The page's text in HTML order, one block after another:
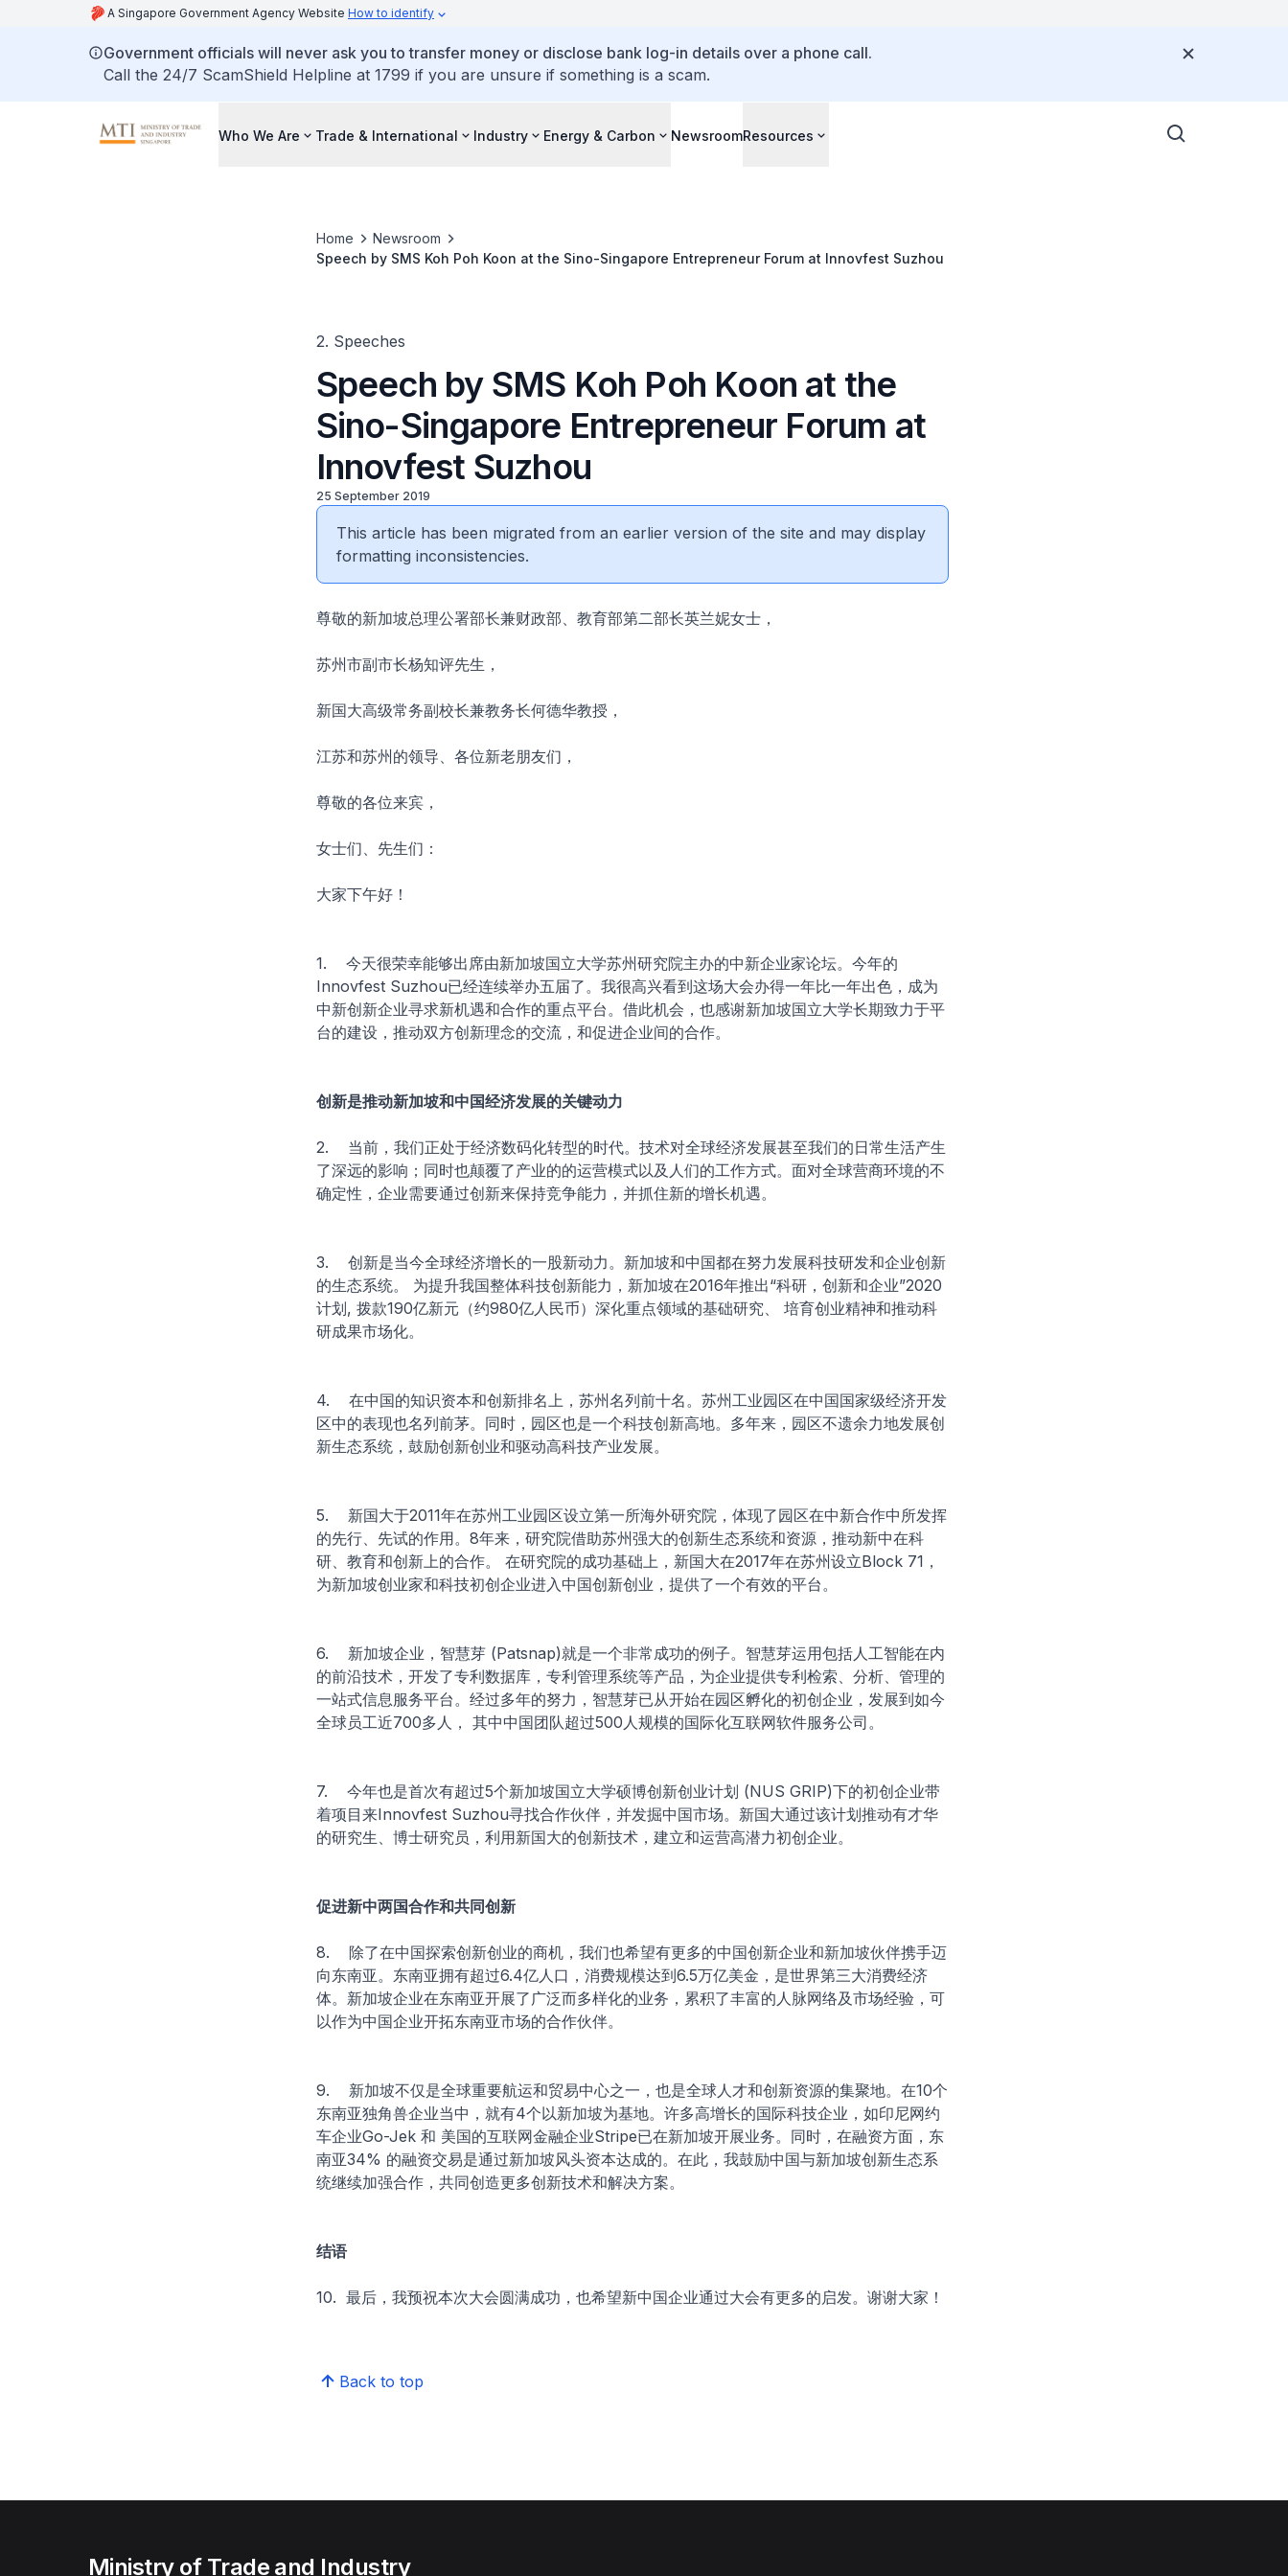
A Singapore Government Agency Website How to identify
Government officials will never ask you to transfer money or disclose bank log-in details over a phone call.
Call the 24/7 ScamShield Helpline at 1799 if you are unsure if something is a scam.
Who We Are Trade & International Industry Energy & Carbon NewsroomResources
Home
Newsroom
Speech by SMS Koh Poh Koon at the Sino-Singapore Entrepreneur Forum at Innovfest Suzhou
2. Speeches
Speech by SMS Koh Poh Koon at the
Sino-Singapore Entrepreneur Forum at
Innovfest Suzhou
25 September 2019
This article has been migrated from an earlier version of the site and may display
formatting inconsistencies.
尊敬的新加坡总理公署部长兼财政部、教育部第二部长英兰妮女士，
苏州市副市长杨知评先生，
新国大高级常务副校长兼教务长何德华教授，
江苏和苏州的领导、各位新老朋友们，
尊敬的各位来宾，
女士们、先生们：
大家下午好！
1. 今天很荣幸能够出席由新加坡国立大学苏州研究院主办的中新企业家论坛。今年的
Innovfest Suzhou已经连续举办五届了。我很高兴看到这场大会办得一年比一年出色，成为
中新创新企业寻求新机遇和合作的重点平台。借此机会，也感谢新加坡国立大学长期致力于平
台的建设，推动双方创新理念的交流，和促进企业间的合作。
创新是推动新加坡和中国经济发展的关键动力
2. 当前，我们正处于经济数码化转型的时代。技术对全球经济发展甚至我们的日常生活产生
了深远的影响；同时也颠覆了产业的的运营模式以及人们的工作方式。面对全球营商环境的不
确定性，企业需要通过创新来保持竞争能力，并抓住新的增长机遇。
3. 创新是当今全球经济增长的一股新动力。新加坡和中国都在努力发展科技研发和企业创新
的生态系统。 为提升我国整体科技创新能力，新加坡在2016年推出“科研，创新和企业”2020
计划, 拨款190亿新元（约980亿人民币）深化重点领域的基础研究、 培育创业精神和推动科
研成果市场化。
4. 在中国的知识资本和创新排名上，苏州名列前十名。苏州工业园区在中国国家级经济开发
区中的表现也名列前茅。同时，园区也是一个科技创新高地。多年来，园区不遗余力地发展创
新生态系统，鼓励创新创业和驱动高科技产业发展。
5. 新国大于2011年在苏州工业园区设立第一所海外研究院，体现了园区在中新合作中所发挥
的先行、先试的作用。8年来，研究院借助苏州强大的创新生态系统和资源，推动新中在科
研、教育和创新上的合作。 在研究院的成功基础上，新国大在2017年在苏州设立Block 71，
为新加坡创业家和科技初创企业进入中国创新创业，提供了一个有效的平台。
6. 新加坡企业，智慧芽 (Patsnap)就是一个非常成功的例子。智慧芽运用包括人工智能在内
的前沿技术，开发了专利数据库，专利管理系统等产品，为企业提供专利检索、分析、管理的
一站式信息服务平台。经过多年的努力，智慧芽已从开始在园区孵化的初创企业，发展到如今
全球员工近700多人， 其中中国团队超过500人规模的国际化互联网软件服务公司。
7. 今年也是首次有超过5个新加坡国立大学硕博创新创业计划 (NUS GRIP)下的初创企业带
着项目来Innovfest Suzhou寻找合作伙伴，并发掘中国市场。新国大通过该计划推动有才华
的研究生、博士研究员，利用新国大的创新技术，建立和运营高潜力初创企业。
促进新中两国合作和共同创新
8. 除了在中国探索创新创业的商机，我们也希望有更多的中国创新企业和新加坡伙伴携手迈
向东南亚。东南亚拥有超过6.4亿人口，消费规模达到6.5万亿美金，是世界第三大消费经济
体。新加坡企业在东南亚开展了广泛而多样化的业务，累积了丰富的人脉网络及市场经验，可
以作为中国企业开拓东南亚市场的合作伙伴。
9. 新加坡不仅是全球重要航运和贸易中心之一，也是全球人才和创新资源的集聚地。在10个
东南亚独角兽企业当中，就有4个以新加坡为基地。许多高增长的国际科技企业，如印尼网约
车企业Go-Jek 和 美国的互联网金融企业Stripe已在新加坡开展业务。同时，在融资方面，东
南亚34% 的融资交易是通过新加坡风头资本达成的。在此，我鼓励中国与新加坡创新生态系
统继续加强合作，共同创造更多创新技术和解决方案。
结语
10. 最后，我预祝本次大会圆满成功，也希望新中国企业通过大会有更多的启发。谢谢大家！
Back to top
Ministry of Trade and Industry